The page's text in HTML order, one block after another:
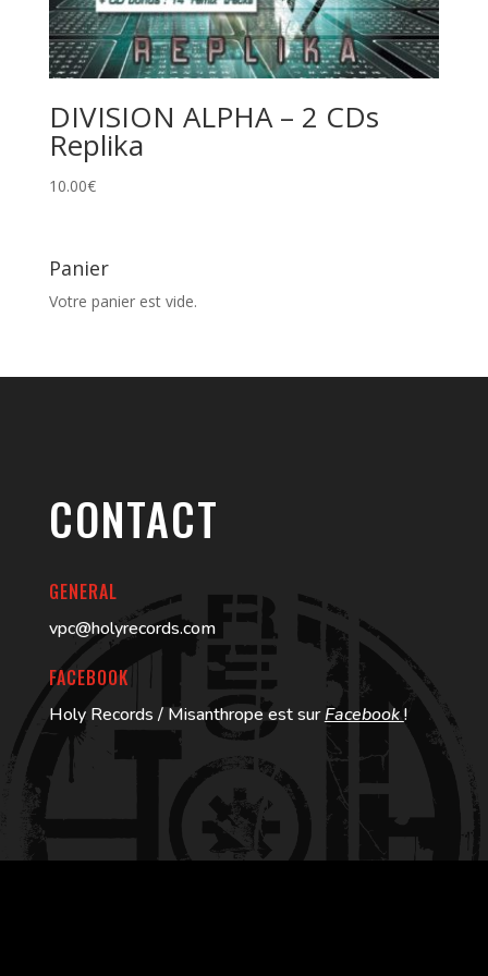
DIVISION ALPHA – 2 CDs
Replika
10.00€
Panier
Votre panier est vide.
CONTACT
GENERAL
vpc@holyrecords.com
FACEBOOK
Holy Records / Misanthrope est surFacebook!